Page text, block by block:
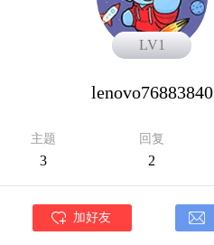
LV1
LV1
lenovo76883840
主题
3
回复
2
加好友